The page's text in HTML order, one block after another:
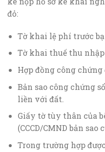
đỏ:
Tờ khai lệ phí trước bạ
Tờ khai thuế thu
Hợp đồng công chứng
Bản sao công chứng
liền với đất.
Giấy tờ tùy thân của
(CCCD/CMND bản
Trong trường hợp